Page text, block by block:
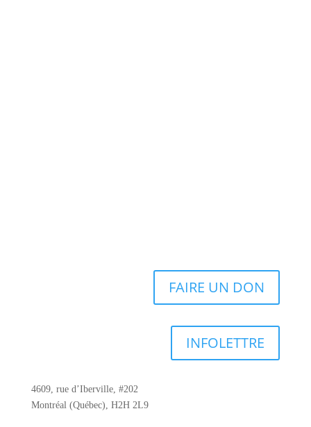
FAIRE UN DON
INFOLETTRE
4609, rue d’Iberville, #202
Montréal (Québec), H2H 2L9